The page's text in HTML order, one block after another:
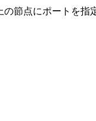
節点にポートを指